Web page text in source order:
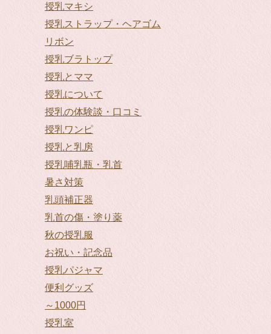
授乳マキシ
授乳ストラップ・ヘアゴム
リボン
授乳ブラトップ
授乳とママ
授乳について
授乳の体験談・口コミ
授乳ワンピ
授乳と乳房
授乳哺乳瓶・乳首
暑さ対策
乳頭補正器
乳首の傷・塗り薬
秋の授乳服
お祝い・記念品
授乳パジャマ
便利グッズ
～1000円
授乳室